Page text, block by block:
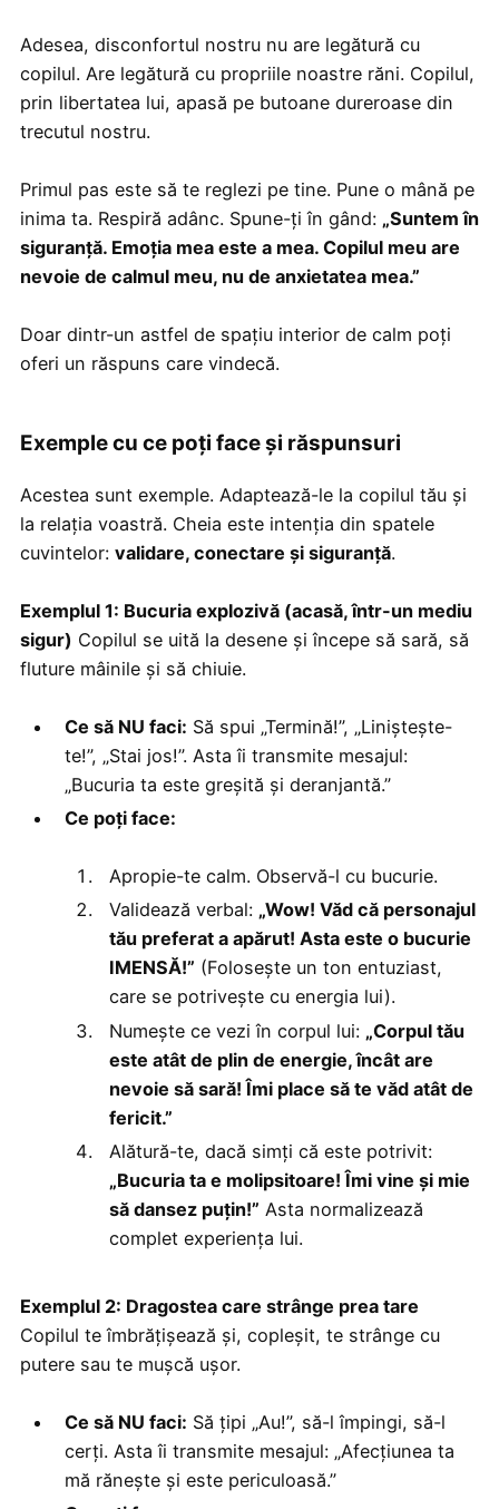
Adesea, disconfortul nostru nu are legătură cu
copilul. Are legătură cu propriile noastre răni. Copilul,
prin libertatea lui, apasă pe butoane dureroase din
trecutul nostru.
Primul pas este să te reglezi pe tine. Pune o mână pe
inima ta. Respiră adânc. Spune-ți în gând: „Suntem în
siguranță. Emoția mea este a mea. Copilul meu are
nevoie de calmul meu, nu de anxietatea mea.”
Doar dintr-un astfel de spațiu interior de calm poți
oferi un răspuns care vindecă.
Exemple cu ce poți face și răspunsuri
Acestea sunt exemple. Adaptează-le la copilul tău și
la relația voastră. Cheia este intenția din spatele
cuvintelor: validare, conectare și siguranță.
Exemplul 1: Bucuria explozivă (acasă, într-un mediu
sigur) Copilul se uită la desene și începe să sară, să
fluture mâinile și să chiuie.
Ce să NU faci: Să spui „Termină!”, „Liniștește-
te!”, „Stai jos!”. Asta îi transmite mesajul:
„Bucuria ta este greșită și deranjantă.”
Ce poți face:
Apropie-te calm. Observă-l cu bucurie.
Validează verbal: „Wow! Văd că personajul
tău preferat a apărut! Asta este o bucurie
IMENSĂ!” (Folosește un ton entuziast,
care se potrivește cu energia lui).
Numește ce vezi în corpul lui: „Corpul tău
este atât de plin de energie, încât are
nevoie să sară! Îmi place să te văd atât de
fericit.”
Alătură-te, dacă simți că este potrivit:
„Bucuria ta e molipsitoare! Îmi vine și mie
să dansez puțin!” Asta normalizează
complet experiența lui.
Exemplul 2: Dragostea care strânge prea tare
Copilul te îmbrățișează și, copleșit, te strânge cu
putere sau te mușcă ușor.
Ce să NU faci: Să țipi „Au!”, să-l împingi, să-l
cerți. Asta îi transmite mesajul: „Afecțiunea ta
mă rănește și este periculoasă.”